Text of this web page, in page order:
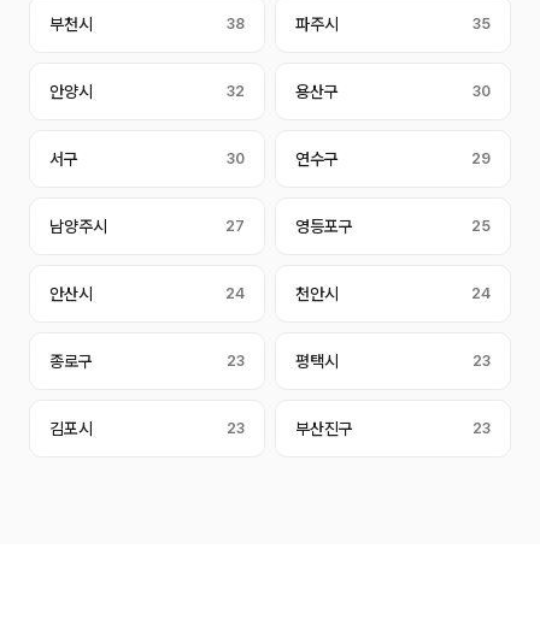
부천시 38 파주시 35
안양시 32 용산구 30
서구 30 연수구 29
남양주시 27 영등포구 25
안산시 24 천안시 24
종로구 23 평택시 23
김포시 23 부산진구 23